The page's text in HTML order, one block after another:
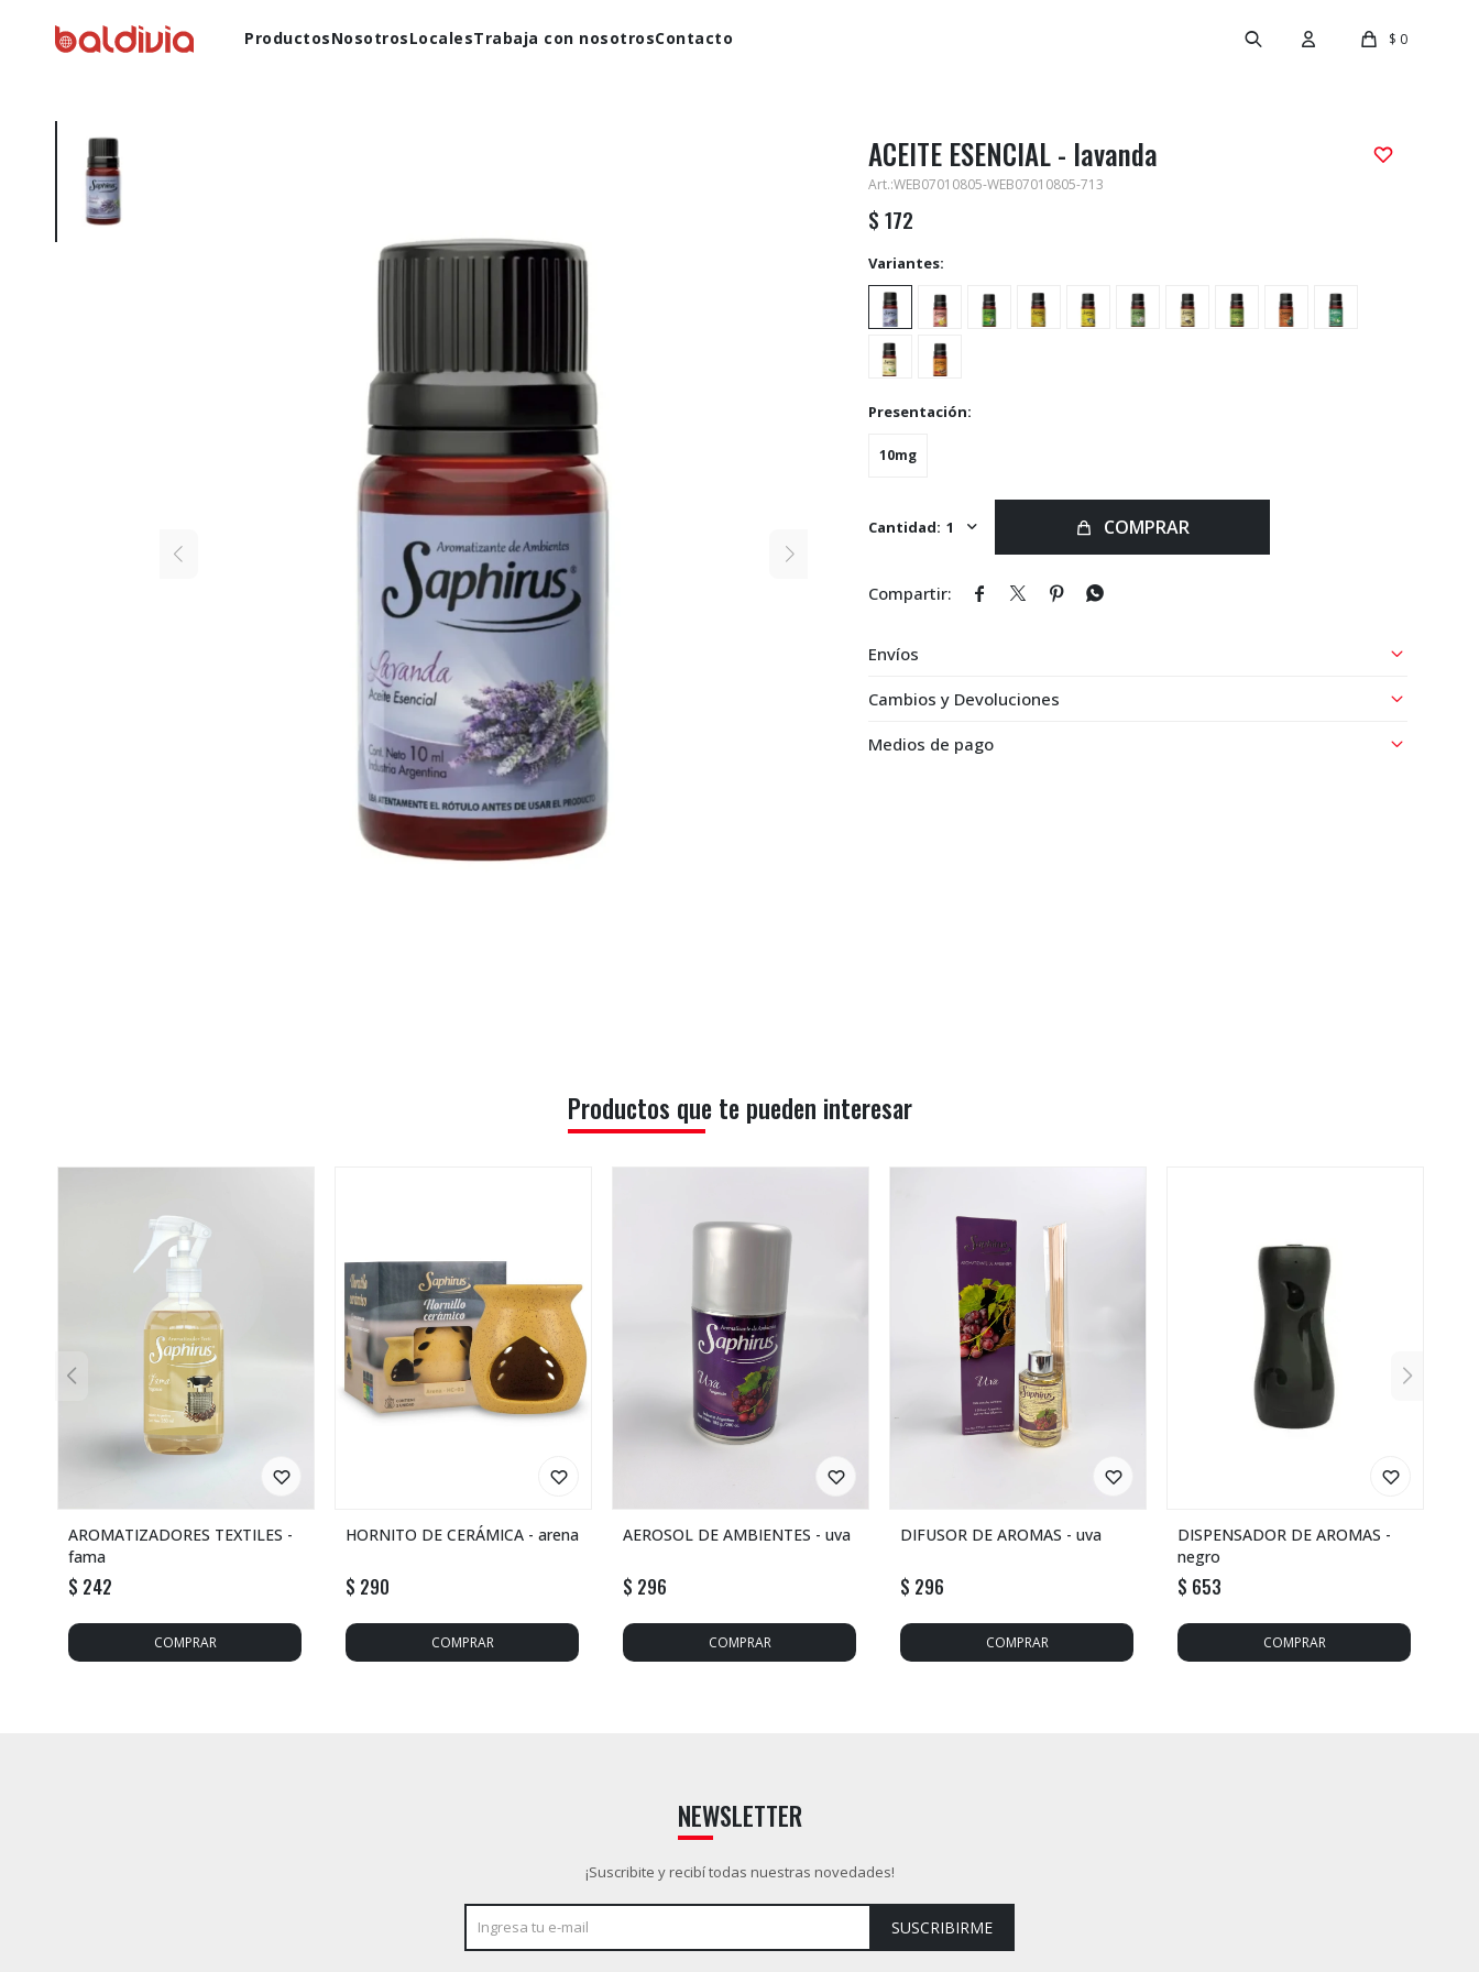
ProductosNosotrosLocalesTrabaja con nosotrosContacto $ 0
ACEITE ESENCIAL - lavanda
WEB07010805-WEB07010805-713
$ 172
Variantes:
Presentación:
10mg
1 COMPRAR
   
Envíos
Cambios y Devoluciones
Medios de pago
Productos que te pueden interesar
AROMATIZADORES TEXTILES -
fama
$ 242
HORNITO DE CERÁMICA - arena
$ 290
AEROSOL DE AMBIENTES - uva
$ 296
DIFUSOR DE AROMAS - uva
$ 296
DISPENSADOR DE AROMAS -
negro
$ 653
NEWSLETTER
¡Suscribite y recibí todas nuestras novedades!
SUSCRIBIRME